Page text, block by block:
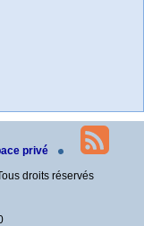
privé
droits réservés